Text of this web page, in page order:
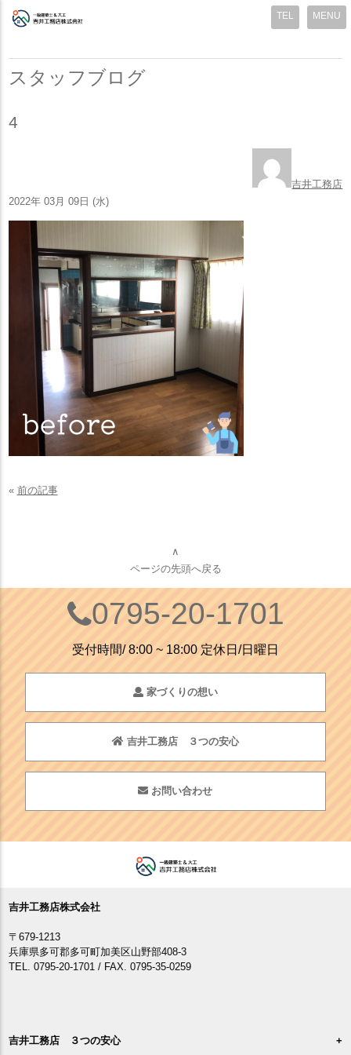
MENU
スタッフブログ
4
吉井工務店
2022年 03月 09日 (水)
« 前の記事
∧
ページの先頭へ戻る
0795-20-1701
受付時間/ 8:00 ~ 18:00 定休日/日曜日
家づくりの想い
吉井工務店 ３つの安心
お問い合わせ
吉井工務店株式会社
〒679-1213
兵庫県多可郡多可町加美区山野部408-3
TEL. 0795-20-1701 / FAX. 0795-35-0259
吉井工務店 ３つの安心